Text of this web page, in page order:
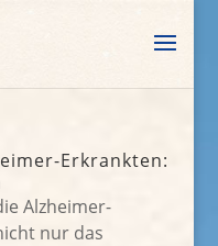
Erkrankten:
Alzheimer-
nur das